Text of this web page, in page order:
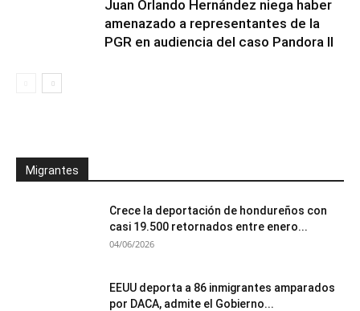
Juan Orlando Hernández niega haber
amenazado a representantes de la
PGR en audiencia del caso Pandora II
Migrantes
Crece la deportación de hondureños con
casi 19.500 retornados entre enero...
04/06/2026
EEUU deporta a 86 inmigrantes amparados
por DACA, admite el Gobierno...